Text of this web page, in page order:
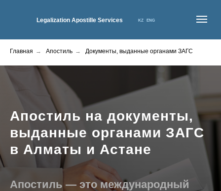
Legalization Apostille Services ENG
KZ
Главная → Апостиль → Документы, выданные органами ЗАГС
Апостиль на документы,
выданные органами ЗАГС
в Алматы и Астане
Апостиль — это международный